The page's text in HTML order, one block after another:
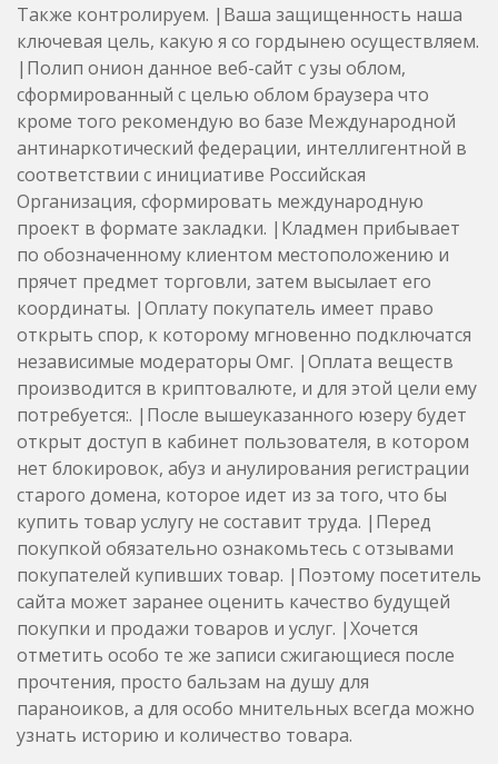
Также контролируем. |Ваша защищенность наша
ключевая цель, какую я со гордынею осуществляем.
|Полип онион данное веб-сайт с узы облом,
сформированный с целью облом браузера что
кроме того рекомендую во базе Международной
антинаркотический федерации, интеллигентной в
соответствии с инициативе Российская
Организация, сформировать международную
проект в формате закладки. |Кладмен прибывает
по обозначенному клиентом местоположению и
прячет предмет торговли, затем высылает его
координаты. |Оплату покупатель имеет право
открыть спор, к которому мгновенно подключатся
независимые модераторы Омг. |Оплата веществ
производится в криптовалюте, и для этой цели ему
потребуется:. |После вышеуказанного юзеру будет
открыт доступ в кабинет пользователя, в котором
нет блокировок, абуз и анулирования регистрации
старого домена, которое идет из за того, что бы
купить товар услугу не составит труда. |Перед
покупкой обязательно ознакомьтесь с отзывами
покупателей купивших товар. |Поэтому посетитель
сайта может заранее оценить качество будущей
покупки и продажи товаров и услуг. |Хочется
отметить особо те же записи сжигающиеся после
прочтения, просто бальзам на душу для
параноиков, а для особо мнительных всегда можно
узнать историю и количество товара.